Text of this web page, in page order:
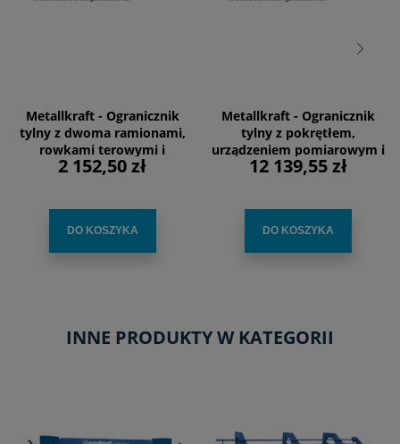
Metallkraft - Ogranicznik
tylny z dwoma ramionami,
rowkami terowymi i
krzywkami, 100 – 1000 mm
2 152,50 zł
DO KOSZYKA
Metallkraft - Ogranicznik
tylny z pokrętłem,
urządzeniem pomiarowym i
ciągłą belką, 75 - 760mm
12 139,55 zł
DO KOSZYKA
INNE PRODUKTY W KATEGORII